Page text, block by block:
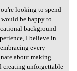
If
looking to spend
be happy to
background
I believe in
every
about making
creating unforgettable